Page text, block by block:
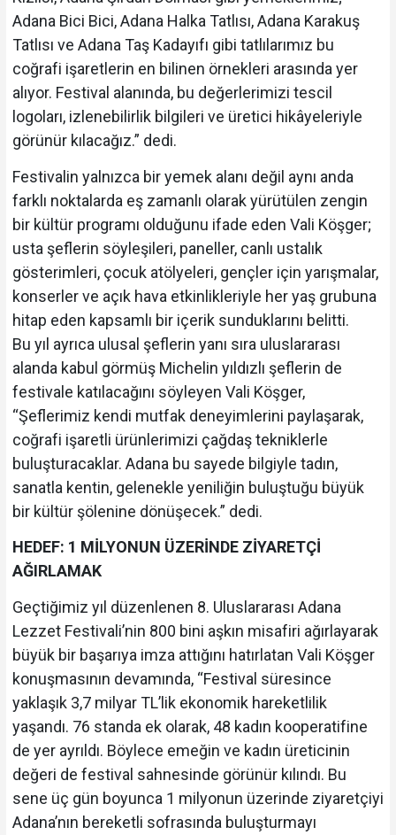
Adana Bici Bici, Adana Halka Tatlısı, Adana Karakuş
Tatlısı ve Adana Taş Kadayıfı gibi tatlılarımız bu
coğrafi işaretlerin en bilinen örnekleri arasında yer
alıyor. Festival alanında, bu değerlerimizi tescil
logoları, izlenebilirlik bilgileri ve üretici hikâyeleriyle
görünür kılacağız.” dedi.
Festivalin yalnızca bir yemek alanı değil aynı anda
farklı noktalarda eş zamanlı olarak yürütülen zengin
bir kültür programı olduğunu ifade eden Vali Köşger;
usta şeflerin söyleşileri, paneller, canlı ustalık
gösterimleri, çocuk atölyeleri, gençler için yarışmalar,
konserler ve açık hava etkinlikleriyle her yaş grubuna
hitap eden kapsamlı bir içerik sunduklarını belitti.
Bu yıl ayrıca ulusal şeflerin yanı sıra uluslararası
alanda kabul görmüş Michelin yıldızlı şeflerin de
festivale katılacağını söyleyen Vali Köşger,
“Şeflerimiz kendi mutfak deneyimlerini paylaşarak,
coğrafi işaretli ürünlerimizi çağdaş tekniklerle
buluşturacaklar. Adana bu sayede bilgiyle tadın,
sanatla kentin, gelenekle yeniliğin buluştuğu büyük
bir kültür şölenine dönüşecek.” dedi.
HEDEF: 1 MİLYONUN ÜZERİNDE ZİYARETÇİ
AĞIRLAMAK
Geçtiğimiz yıl düzenlenen 8. Uluslararası Adana
Lezzet Festivali’nin 800 bini aşkın misafiri ağırlayarak
büyük bir başarıya imza attığını hatırlatan Vali Köşger
konuşmasının devamında, “Festival süresince
yaklaşık 3,7 milyar TL’lik ekonomik hareketlilik
yaşandı. 76 standa ek olarak, 48 kadın kooperatifine
de yer ayrıldı. Böylece emeğin ve kadın üreticinin
değeri de festival sahnesinde görünür kılındı. Bu
sene üç gün boyunca 1 milyonun üzerinde ziyaretçiyi
Adana’nın bereketli sofrasında buluşturmayı